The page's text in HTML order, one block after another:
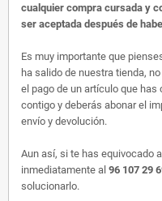
cualquier compra cursada y
ser aceptada después de
Es muy importante que
ha salido de nuestra tienda,
el pago de un artículo que
contigo y deberás abonar el
envío y devolución.
Aun así, si te has equivocado
inmediatamente al 96 107 29
solucionarlo.